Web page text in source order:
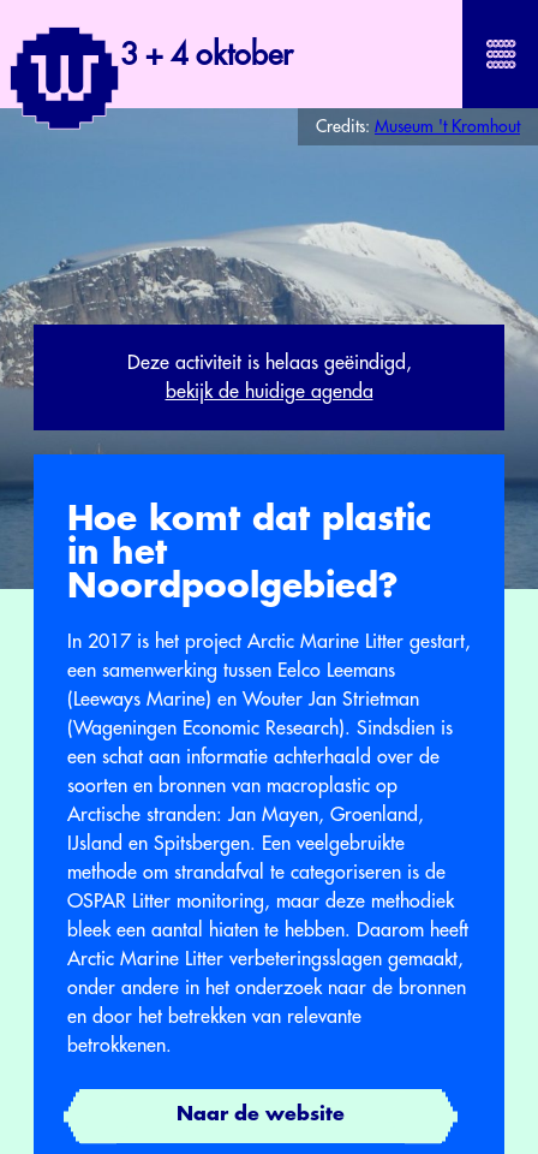
3 + 4 oktober
Credits: Museum 't Kromhout
Deze activiteit is helaas geëindigd,
bekijk de huidige agenda
Hoe komt dat plastic
in het
Noordpoolgebied?
In 2017 is het project Arctic Marine Litter gestart,
een samenwerking tussen Eelco Leemans
(Leeways Marine) en Wouter Jan Strietman
(Wageningen Economic Research). Sindsdien is
een schat aan informatie achterhaald over de
soorten en bronnen van macroplastic op
Arctische stranden: Jan Mayen, Groenland,
IJsland en Spitsbergen. Een veelgebruikte
methode om strandafval te categoriseren is de
OSPAR Litter monitoring, maar deze methodiek
bleek een aantal hiaten te hebben. Daarom heeft
Arctic Marine Litter verbeteringsslagen gemaakt,
onder andere in het onderzoek naar de bronnen
en door het betrekken van relevante
betrokkenen.
Naar de website